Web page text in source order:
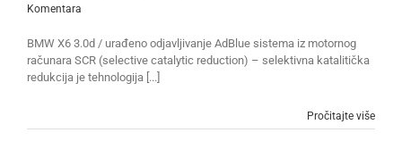
Komentara
BMW X6 3.0d / urađeno odjavljivanje AdBlue sistema iz motornog
računara SCR (selective catalytic reduction) – selektivna katalitička
redukcija je tehnologija [...]
Pročitajte više